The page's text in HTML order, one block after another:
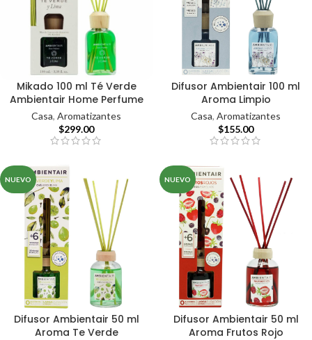
Mikado 100 ml Té Verde
Ambientair Home Perfume
Casa, Aromatizantes
$299.00
Difusor Ambientair 100 ml
Aroma Limpio
Casa, Aromatizantes
$155.00
NUEVO
Difusor Ambientair 50 ml
Aroma Te Verde
NUEVO
Difusor Ambientair 50 ml
Aroma Frutos Rojo